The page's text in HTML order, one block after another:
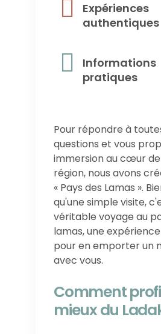
Expériences
authentiques
Informations
pratiques
Pour répondre à
questions et vous
immersion au cœur
région, nous avons
« Pays des Lamas ».
qu'une simple visite,
véritable voyage au
lamas, une
pour en emporter un
avec vous.
Comment
mieux du